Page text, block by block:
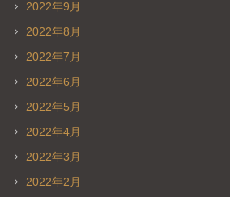
2022年9月
2022年8月
2022年7月
2022年6月
2022年5月
2022年4月
2022年3月
2022年2月